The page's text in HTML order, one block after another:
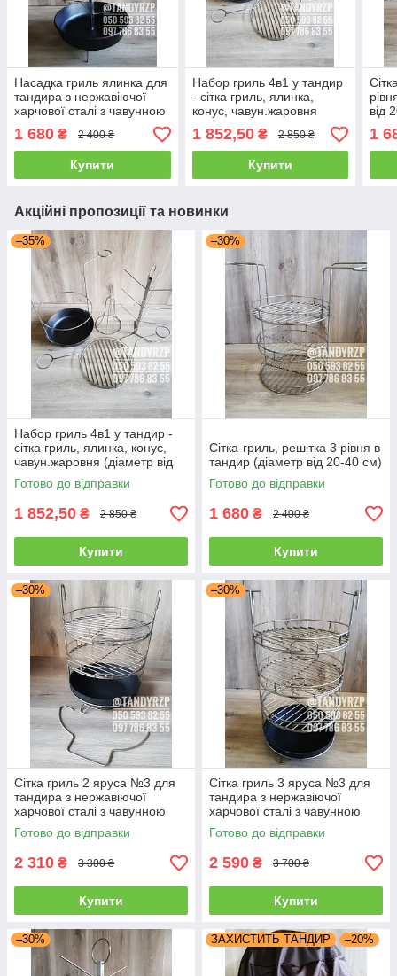
Насадка гриль ялинка для
тандира з нержавіючої
харчової сталі з чавунною
сковорідкою (діаметр від
20-40 см)
1 680 ₴ 2 400 ₴
Купити
Набор гриль 4в1 у тандир
- сітка гриль, ялинка,
конус, чавун.жаровня
(діаметр від 20-40 см)
1 852,50₴ 2 850 ₴
Купити
від
1
Акційні пропозиції та новинки
–35%
Набор гриль 4в1 у тандир -
сітка гриль, ялинка, конус,
чавун.жаровня (діаметр від
20-40 см)
Готово до відправки
1 852,50 ₴ 2 850 ₴
Купити
–30%
Сітка-гриль, решітка 3 рівня в
тандир (діаметр від 20-40 см)
Готово до відправки
1 680 ₴ 2 400 ₴
Купити
–30%
Сітка гриль 2 яруса №3 для
тандира з нержавіючої
харчової сталі з чавунною
сковорідкою (діаметр від 20-
40 см)
Готово до відправки
2 310 ₴ 3 300 ₴
Купити
–30%
Сітка гриль 3 яруса №3 для
тандира з нержавіючої
харчової сталі з чавунною
сковорідкою (діаметр від 20-
40 см)
Готово до відправки
2 590 ₴ 3 700 ₴
Купити
–30% ЗАХИСТИТЬ ТАНДИР –20%